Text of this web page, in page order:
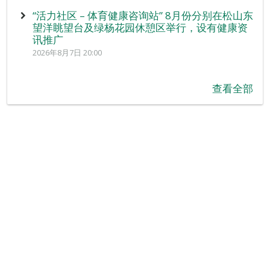
“活力社区 – 体育健康咨询站” 8月份分别在松山东
望洋眺望台及绿杨花园休憩区举行，设有健康资
讯推广
2026年8月7日 20:00
查看全部